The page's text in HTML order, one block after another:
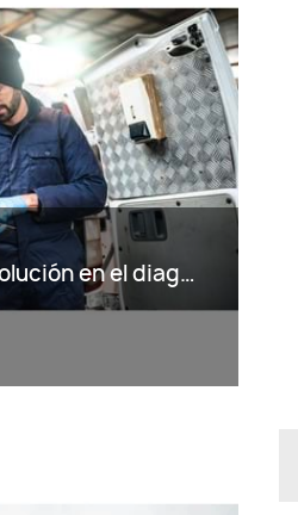
VisionPlex: La revolución en el diagnostico Bluetooth para Mantenimientos Inteligentes